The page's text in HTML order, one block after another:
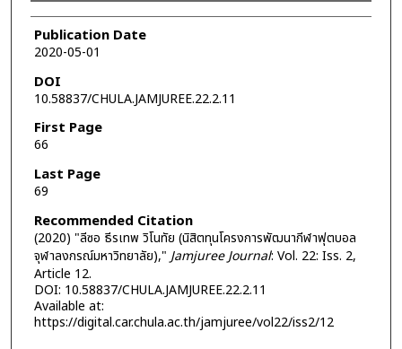
Authors
Publication Date
2020-05-01
DOI
10.58837/CHULA.JAMJUREE.22.2.11
First Page
66
Last Page
69
Recommended Citation
(2020) "ลีซอ ธีรเทพ วิโนทัย (นิสิตทุนโครงการพัฒนากีฬาฟุตบอล
จุฬาลงกรณ์มหาวิทยาลัย)," Jamjuree Journal: Vol. 22: Iss. 2,
Article 12.
DOI: 10.58837/CHULA.JAMJUREE.22.2.11
Available at:
https://digital.car.chula.ac.th/jamjuree/vol22/iss2/12